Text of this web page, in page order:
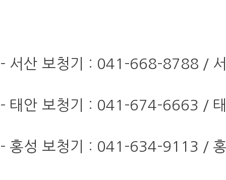
- 서산 보청기 : 041-668-8788 /
- 태안 보청기 : 041-674-6663 /
- 홍성 보청기 : 041-634-9113 /